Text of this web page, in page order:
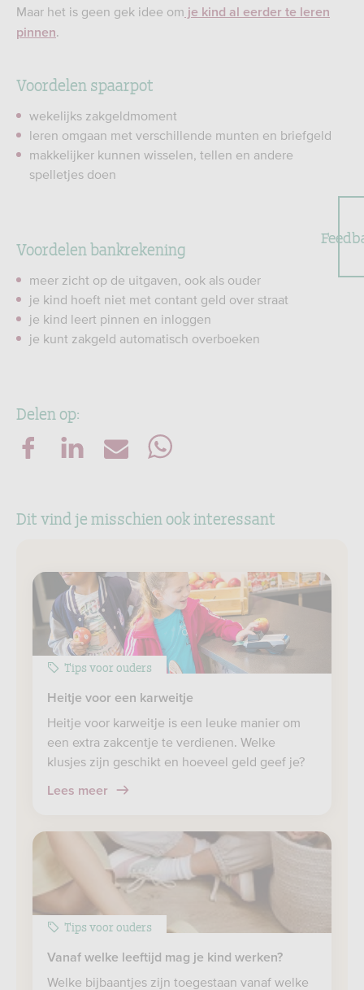
Maar het is geen gek idee om je kind al eerder te leren
pinnen.
Voordelen spaarpot
wekelijks zakgeldmoment
leren omgaan met verschillende munten en briefgeld
makkelijker kunnen wisselen, tellen en andere
spelletjes doen
Voordelen bankrekening
meer zicht op de uitgaven, ook als ouder
je kind hoeft niet met contant geld over straat
je kind leert pinnen en inloggen
je kunt zakgeld automatisch overboeken
Delen op:
Dit vind je misschien ook interessant
Tips voor ouders
Heitje voor een karweitje
Heitje voor karweitje is een leuke manier om
een extra zakcentje te verdienen. Welke
klusjes zijn geschikt en hoeveel geld geef je?
Lees meer
Tips voor ouders
Vanaf welke leeftijd mag je kind werken?
Welke bijbaantjes zijn toegestaan vanaf welke